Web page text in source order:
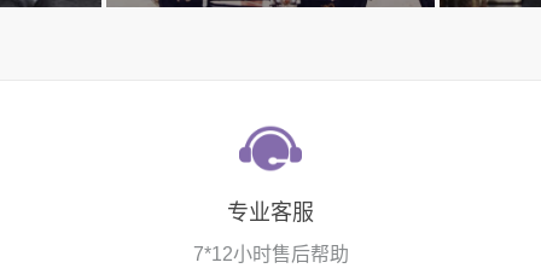
专业客服
7*12小时售后帮助